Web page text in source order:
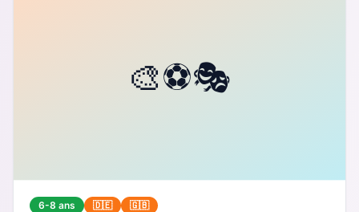
6-8 ans 🇩🇪 🇬🇧